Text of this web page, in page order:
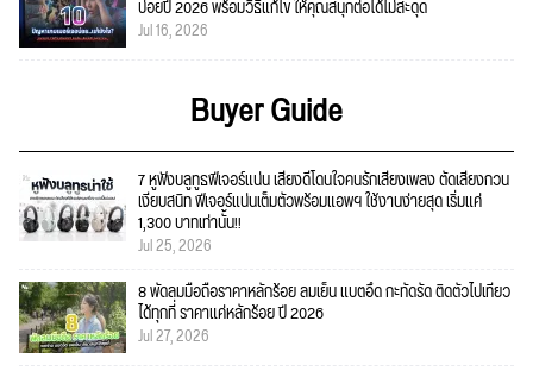
บ่อยปี 2026 พร้อมวิธีแก้ไข ให้คุณสนุกต่อได้ไม่สะดุด
Jul 16, 2026
Buyer Guide
7 หูฟังบลูทูธฟีเจอร์แน่น เสียงดีโดนใจคนรักเสียงเพลง ตัดเสียงกวน
เงียบสนิท ฟีเจอร์แน่นเต็มตัวพร้อมแอพฯ ใช้งานง่ายสุด เริ่มแค่
1,300 บาทเท่านั้น!!
Jul 25, 2026
8 พัดลมมือถือราคาหลักร้อย ลมเย็น แบตอึด กะทัดรัด ติดตัวไปเที่ยว
ได้ทุกที่ ราคาแค่หลักร้อย ปี 2026
Jul 27, 2026